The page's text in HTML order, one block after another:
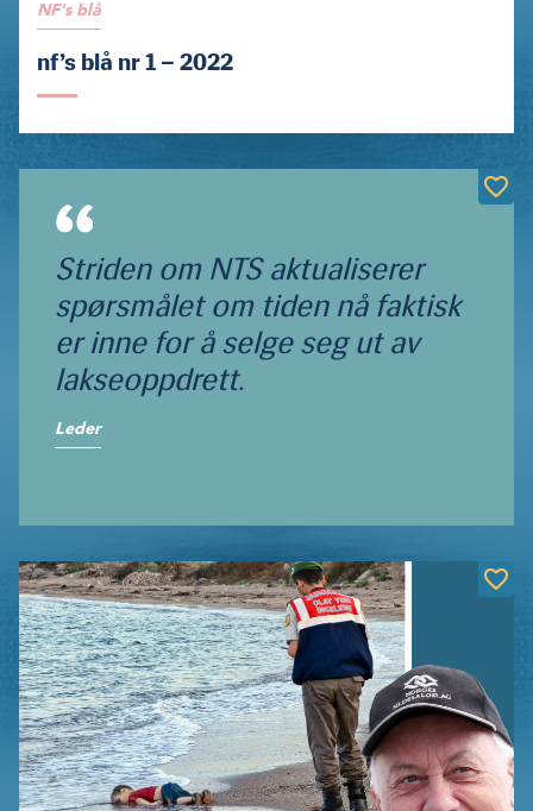
NF's blå
nf’s blå nr 1 – 2022
Striden om NTS aktualiserer
spørsmålet om tiden nå faktisk
er inne for å selge seg ut av
lakseoppdrett.
Leder